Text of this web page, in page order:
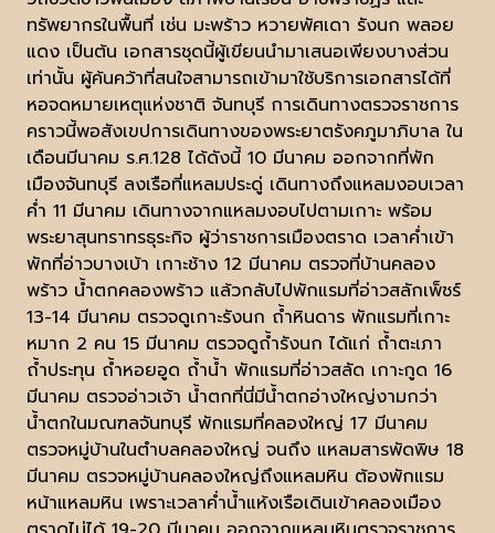
ทรัพยากรในพื้นที่ เช่น มะพร้าว หวายพัศเดา รังนก พลอย
แดง เป็นต้น เอกสารชุดนี้ผู้เขียนนำมาเสนอเพียงบางส่วน
เท่านั้น ผู้ค้นคว้าที่สนใจสามารถเข้ามาใช้บริการเอกสารได้ที่
หอจดหมายเหตุแห่งชาติ จันทบุรี การเดินทางตรวจราชการ
คราวนี้พอสังเขปการเดินทางของพระยาตรังคภูมาภิบาล ใน
เดือนมีนาคม ร.ศ.128 ได้ดังนี้ 10 มีนาคม ออกจากที่พัก
เมืองจันทบุรี ลงเรือที่แหลมประดู่ เดินทางถึงแหลมงอบเวลา
ค่ำ 11 มีนาคม เดินทางจากแหลมงอบไปตามเกาะ พร้อม
พระยาสุนทราทรธุระกิจ ผู้ว่าราชการเมืองตราด เวลาค่ำเข้า
พักที่อ่าวบางเบ้า เกาะช้าง 12 มีนาคม ตรวจที่บ้านคลอง
พร้าว น้ำตกคลองพร้าว แล้วกลับไปพักแรมที่อ่าวสลักเพ็ชร์
13-14 มีนาคม ตรวจดูเกาะรังนก ถ้ำหินดาร พักแรมที่เกาะ
หมาก 2 คน 15 มีนาคม ตรวจดูถ้ำรังนก ได้แก่ ถ้ำตะเภา
ถ้ำประทุน ถ้ำหอยอูด ถ้ำน้ำ พักแรมที่อ่าวสลัด เกาะกูด 16
มีนาคม ตรวจอ่าวเจ้า น้ำตกที่นี่มีน้ำตกอ่างใหญ่งามกว่า
น้ำตกในมณฑลจันทบุรี พักแรมที่คลองใหญ่ 17 มีนาคม
ตรวจหมู่บ้านในตำบลคลองใหญ่ จนถึง แหลมสารพัดพิษ 18
มีนาคม ตรวจหมู่บ้านคลองใหญ่ถึงแหลมหิน ต้องพักแรม
หน้าแหลมหิน เพราะเวลาค่ำน้ำแห้งเรือเดินเข้าคลองเมือง